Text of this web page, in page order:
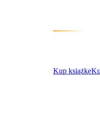
Kup książkę